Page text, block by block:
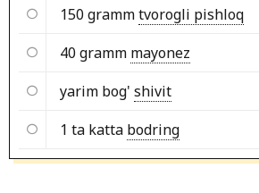
150 grammtvorogli pishloq
40 gramm mayonez
yarim bog' shivit
1 ta katta bodring